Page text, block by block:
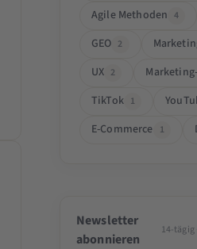
Agile Methoden 4
GEO 2
UX 2
TikTok 1
E-Commerce 1
Newsletter
abonnieren
14-